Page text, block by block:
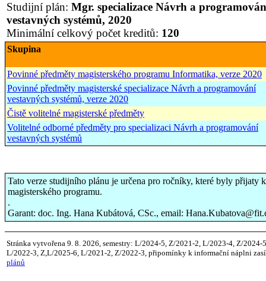
Studijní plán: Mgr. specializace Návrh a
vestavných systémů, 2020
Minimální celkový počet kreditů: 120
Skupina
Povinné předměty magisterského programu Informatika, verze 2020
Povinné předměty magisterské specializace Návrh a programování
vestavných systémů, verze 2020
Čistě volitelné magisterské předměty
Volitelné odborné předměty pro specializaci Návrh a programování
vestavných systémů
Tato verze studijního plánu je určena pro ročníky, které byly přijaty
magisterského programu.
.
Garant: doc. Ing. Hana Kubátová, CSc., email:
Stránka vytvořena 9. 8. 2026, semestry: L/2024-5, Z/2021-2, L/2023-4, Z/
L/2022-3, Z,L/2025-6, L/2021-2, Z/2022-3, připomínky k informační náplni
plánů